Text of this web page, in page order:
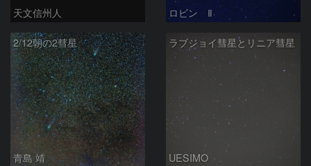
天文信州人 ロビン Ⅱ
2/12朝の2彗星
青島 靖
ラブジョイ彗星とリニア彗星
UESIMO